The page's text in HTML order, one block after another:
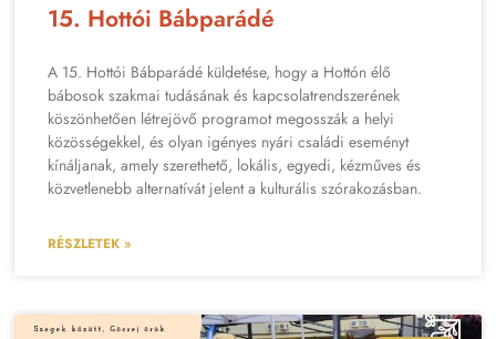
15. Hottói Bábparádé
A 15. Hottói Bábparádé küldetése, hogy a Hottón élő
bábosok szakmai tudásának és kapcsolatrendszerének
köszönhetően létrejövő programot megosszák a helyi
közösségekkel, és olyan igényes nyári családi eseményt
kínáljanak, amely szerethető, lokális, egyedi, kézműves és
közvetlenebb alternatívát jelent a kulturális szórakozásban.
RÉSZLETEK »